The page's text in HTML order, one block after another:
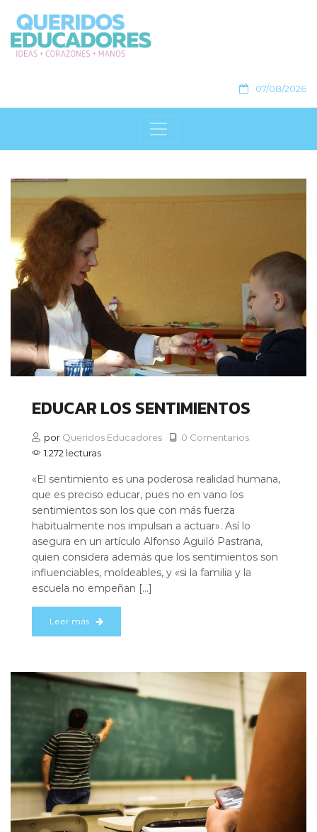
07/08/2026
EDUCAR LOS SENTIMIENTOS
por Queridos Educadores
0 Comentarios
1.272 lecturas
«El sentimiento es una poderosa realidad humana,
que es preciso educar, pues no en vano los
sentimientos son los que con más fuerza
habitualmente nos impulsan a actuar». Así lo
asegura en un artículo Alfonso Aguiló Pastrana,
quien considera además que los sentimientos son
influenciables, moldeables, y «si la familia y la
escuela no empeñan […]
Leer más